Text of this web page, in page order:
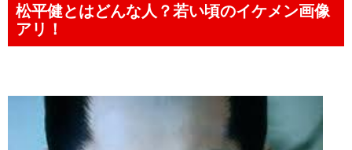
松平健とはどんな人？若い頃のイケメン画像
アリ！